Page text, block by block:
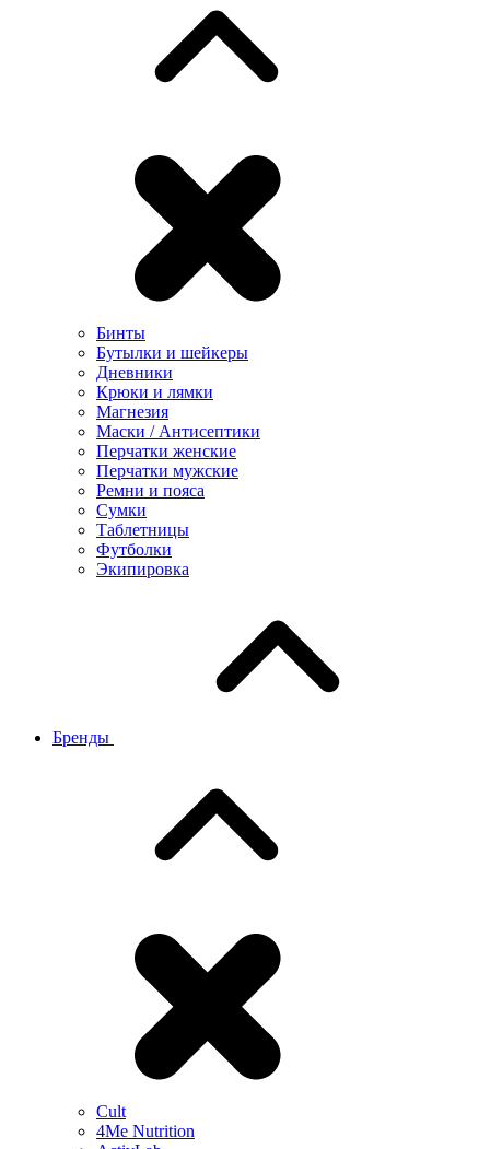
Бинты
Бутылки и шейкеры
Дневники
Крюки и лямки
Магнезия
Маски / Антисептики
Перчатки женские
Перчатки мужские
Ремни и пояса
Сумки
Таблетницы
Футболки
Экипировка
Бренды
Cult
4Me Nutrition